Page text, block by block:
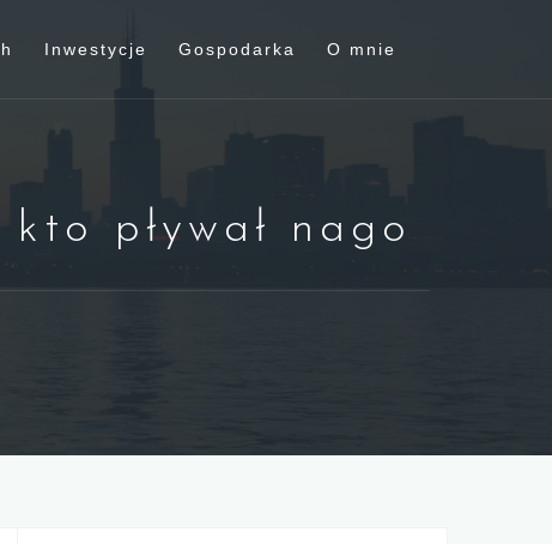
Inwestycje Gospodarka O mnie
pływał nago